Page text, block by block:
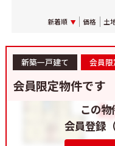
新着順 価格 土
新築一戸建て 会員限
会員限定物件です
この物
会員登録